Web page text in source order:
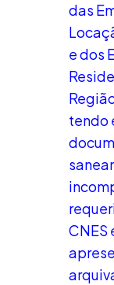
das
e dos
tendo
CNES